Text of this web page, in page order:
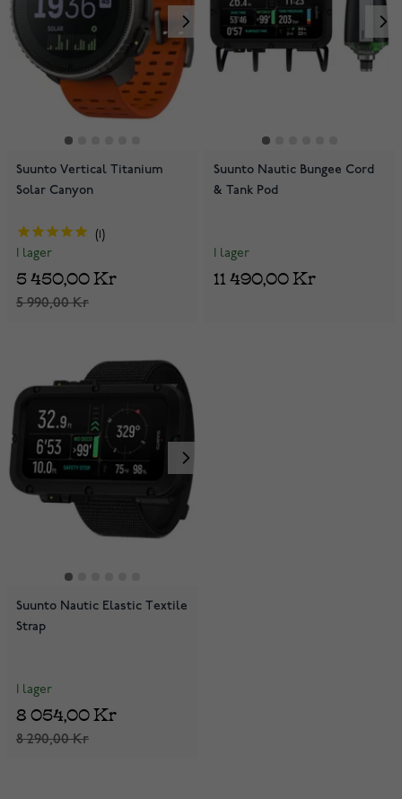
Suunto Vertical Titanium
Solar Canyon
I lager
5 990,00 Kr
5 450,00 Kr
Suunto Nautic Bungee Cord
& Tank Pod
I lager
11 490,00 Kr
Suunto Nautic Elastic Textile
Strap
I lager
8 290,00 Kr
8 054,00 Kr